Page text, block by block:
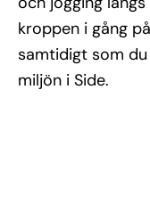
kroppen i gång
samtidigt som
miljön i Side.